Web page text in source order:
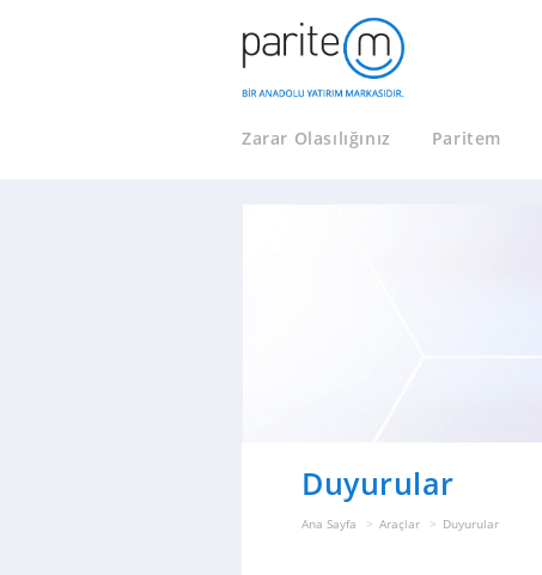
Zarar Olasılığınız Paritem
Duyurular
Ana Sayfa Araçlar Duyurular